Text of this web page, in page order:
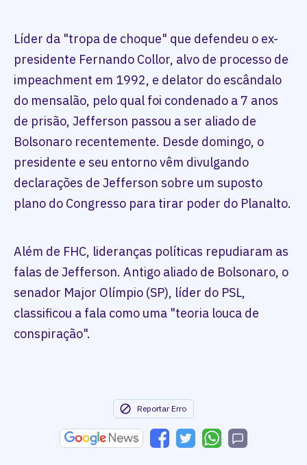
Líder da "tropa de choque" que defendeu o ex-
presidente Fernando Collor, alvo de processo de
impeachment em 1992, e delator do escândalo
do mensalão, pelo qual foi condenado a 7 anos
de prisão, Jefferson passou a ser aliado de
Bolsonaro recentemente. Desde domingo, o
presidente e seu entorno vêm divulgando
declarações de Jefferson sobre um suposto
plano do Congresso para tirar poder do Planalto.
Além de FHC, lideranças políticas repudiaram as
falas de Jefferson. Antigo aliado de Bolsonaro, o
senador Major Olímpio (SP), líder do PSL,
classificou a fala como uma "teoria louca de
conspiração".
Reportar Erro